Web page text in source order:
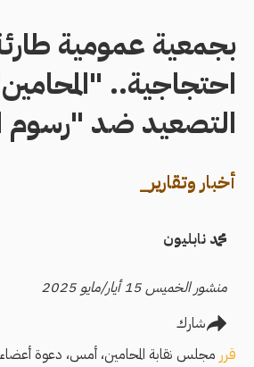
بجمعية عمومية
احتجاجية..
التصعيد ضد "رسوم
أخبار وتقارير_
محمد نابليون
منشور الخميس 15 أيار/مايو 2025
شارك
قرر مجلس نقابة المحامين، أمس، دعوة